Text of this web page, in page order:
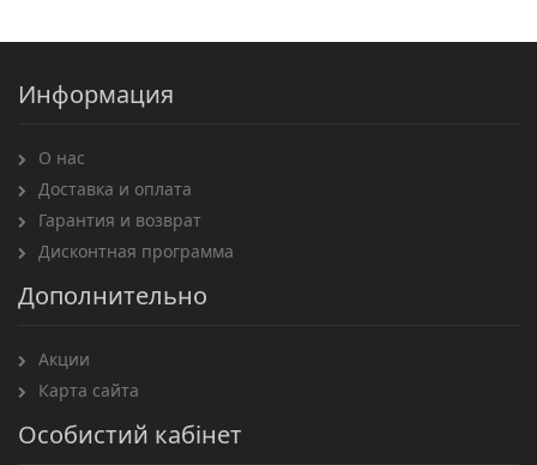
Информация
О нас
Доставка и оплата
Гарантия и возврат
Дисконтная программа
Дополнительно
Акции
Карта сайта
Особистий кабінет